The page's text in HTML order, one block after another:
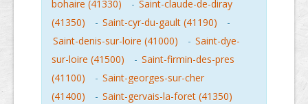
bohaire (41330)
- Saint-claude-de-diray
(41350)
- Saint-cyr-du-gault (41190)
-
Saint-denis-sur-loire (41000)
- Saint-dye-
sur-loire (41500)
- Saint-firmin-des-pres
(41100)
- Saint-georges-sur-cher
(41400)
- Saint-gervais-la-foret (41350)